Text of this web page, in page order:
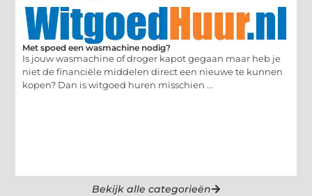
Met spoed een wasmachine nodig?
Is jouw wasmachine of droger kapot gegaan maar heb je
niet de financiële middelen direct een nieuwe te kunnen
kopen? Dan is witgoed huren misschien ...
Bekijk alle categorieën